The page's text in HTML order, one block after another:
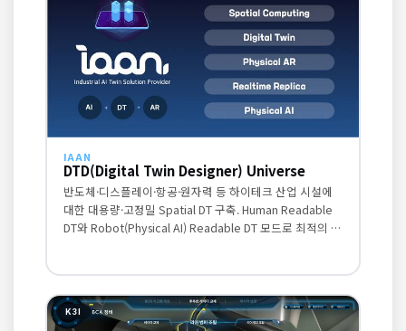
IAAN
DTD(Digital Twin Designer) Universe
반도체·디스플레이·항공·원자력 등 하이테크 산업 시설에
대한 대용량·고정밀 Spatial DT 구축. Human Readable
DT와 Robot(Physical AI) Readable DT 모드로 최적의 운
K3I